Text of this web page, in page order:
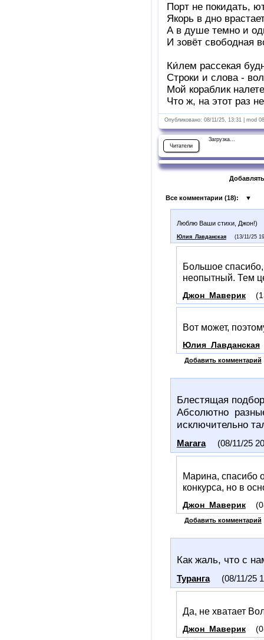
Порт не покидать,
Якорь в дно
А в душе темно и
И зовёт свободная
Ки́лем рассекая
Строки и слова -
Мой кораблик
Что ж, на этот раз
Опубликовано: 08/11/25, 13:31 | mod
Читатели
Загрузка...
Все комментарии (18): ▼
Люблю Ваши стихи, Джон!)
Юлия_Лавданская (13/11/25
Большое
неопытный. Тем
Джон_Маверик
Вот может,
Юлия_Лавданская
Добавить комментарий
Блестящая
Абсолютно
исключительно
Marara (08/11/25
Марина, спасибо
конкурса, но в
Джон_Маверик
Добавить комментарий
Как жаль, что с
Туранга (08/11/25
Да, не хватает
Джон_Маверик